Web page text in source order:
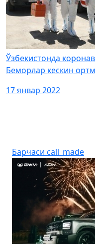
Ўзбекистонда
Беморлар кескин
17 январ 2022
Барчаси call_made